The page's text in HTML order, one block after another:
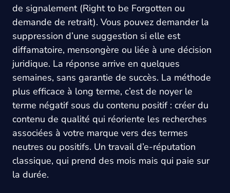
de signalement (Right to be Forgotten ou
demande de retrait). Vous pouvez demander la
suppression d’une suggestion si elle est
diffamatoire, mensongère ou liée à une décision
juridique. La réponse arrive en quelques
semaines, sans garantie de succès. La méthode
plus efficace à long terme, c’est de noyer le
terme négatif sous du contenu positif : créer du
contenu de qualité qui réoriente les recherches
associées à votre marque vers des termes
neutres ou positifs. Un travail d’e-réputation
classique, qui prend des mois mais qui paie sur
la durée.